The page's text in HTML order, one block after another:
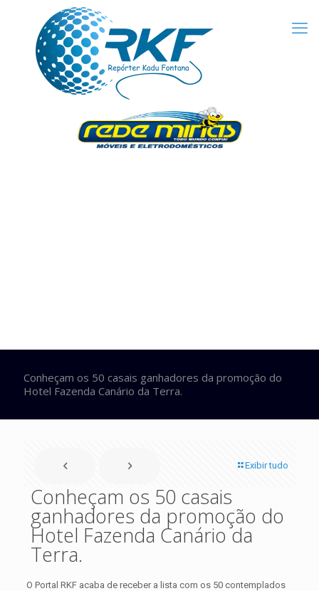
Conheçam os 50 casais ganhadores da promoção do
Hotel Fazenda Canário da Terra.
Exibir tudo
Conheçam os 50 casais
ganhadores da promoção do
Hotel Fazenda Canário da
Terra.
O Portal RKF acaba de receber a lista com os 50 contemplados